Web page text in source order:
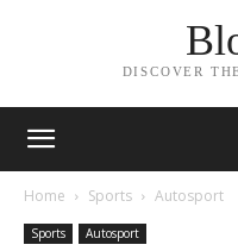
DISCOVER
Home Sports Autosport
Sports Autosport